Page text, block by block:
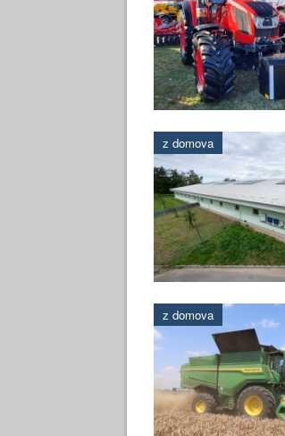
z domova
z domova